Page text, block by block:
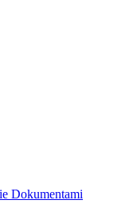
Dokumentami